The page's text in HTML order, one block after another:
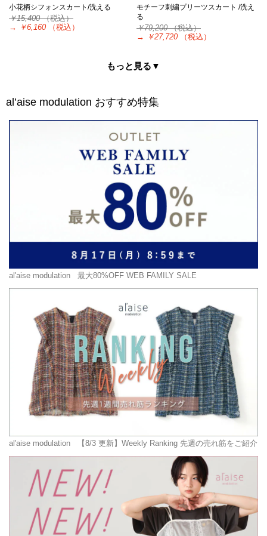
小花柄シフォンスカート/洗える
￥15,400（税込）
→
￥6,160 （税込）
モチーフ刺繍プリーツスカート /洗え
る
￥79,200（税込）
→
￥27,720 （税込）
もっと見る▼
al’aise modulation おすすめ特集
al'aise modulation 最大80%OFF WEB FAMILY SALE
al'aise modulation 【8/3 更新】Weekly Ranking 先週の売れ筋をご紹介